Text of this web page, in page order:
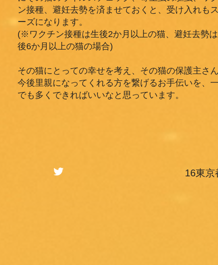
ン接種、避妊去勢を済ませておくと、受け入れも
ーズになります。
(※ワクチン接種は生後2か月以上の猫、避妊去勢
後6か月以上の猫の場合)
その猫にとっての幸せを考え、その猫の保護主さ
今後里親になってくれる方を繋げるお手伝いを、
でも多くできればいいなと思っています。
​16東京